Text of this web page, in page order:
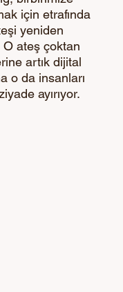
için etrafında
yeniden
ateş çoktan
artık dijital
o da insanları
ayırıyor.